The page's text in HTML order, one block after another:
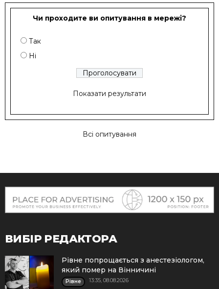
Чи проходите ви опитування в мережі?
Так
Ні
Показати результати
Всі опитування
ВИБІР РЕДАКТОРА
Рівне попрощається з анестезіологом,
який помер на Вінничині
Рівне 13:35, 08.08.2026